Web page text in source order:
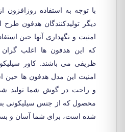
با توجه به استفاده روزافزون
دیگر تولیدکنندگان هدفون طرح
امنیت و نگهداری آنها حین
که این هدفون ها اغلب
ظریفی می باشند. کاور
امنیت این مدل هدفون ها حین
و راحت در گوش شما تولید
محصول که از جنس سیلیکونی
شده است، برای شما آسان و